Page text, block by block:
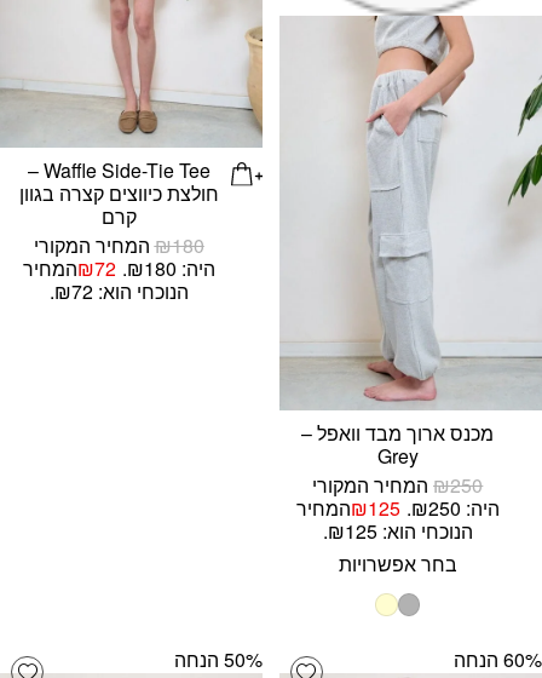
מכנס ארוך מבד וואפל –
Grey
₪250
המחיר המקורי
היה: ₪250.
₪125
המחיר
הנוכחי הוא: ₪125.
בחר אפשרויות
Waffle Side-Tie Tee –
חולצת כיווצים קצרה בגוון
קרם
₪180
המחיר המקורי
היה: ₪180.
₪72
המחיר
הנוכחי הוא: ₪72.
Add wishlist ‫60% הנחה ‫50% הנחה